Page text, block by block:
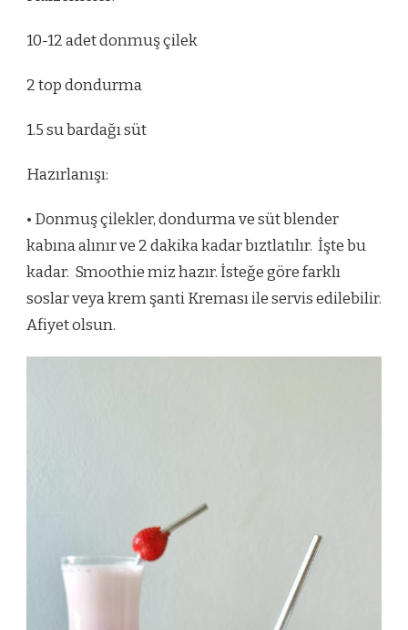
10-12 adet donmuş çilek
2 top dondurma
1.5 su bardağı süt
Hazırlanışı:
• Donmuş çilekler, dondurma ve süt blender
kabına alınır ve 2 dakika kadar bıztlatılır. İşte bu
kadar. Smoothie miz hazır. İsteğe göre farklı
soslar veya krem şanti Kreması ile servis edilebilir.
Afiyet olsun.